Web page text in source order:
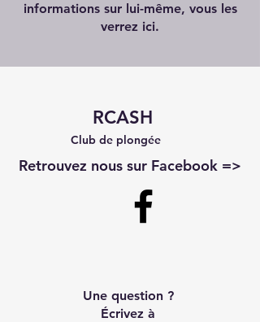
informations sur lui-même, vous les
verrez ici.
RCASH
Club de plongée
Retrouvez nous sur Facebook =>
Une question ?
Écrivez à